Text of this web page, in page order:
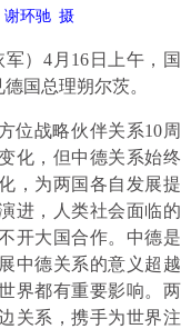
谢环驰 摄
）4月16日上午，国
国总理朔尔茨。
位战略伙伴关系10周
化，但中德关系始终
，为两国各自发展提
进，人类社会面临的
开大国合作。中德是
中德关系的意义超越
界都有重要影响。两
关系，携手为世界注